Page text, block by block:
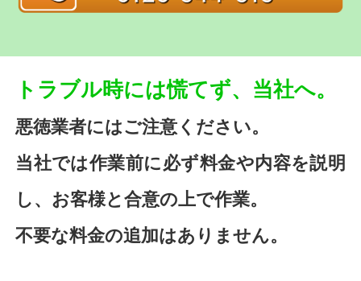
トラブル時には慌てず、当社へ。
悪徳業者にはご注意ください。
当社では作業前に必ず料金や内容を説明
し、お客様と合意の上で作業。
不要な料金の追加はありません。